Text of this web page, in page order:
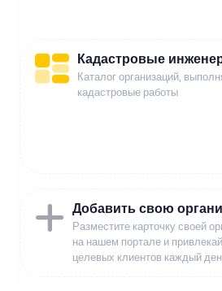
Кадастровые
Каталог организаций,
кадастровые работы
Добавить свою
Разместите карточку своей
на нашем портале и
целевых клиентов каждый